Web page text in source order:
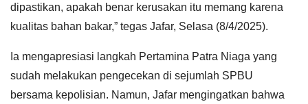
dipastikan, apakah benar kerusakan itu memang karena
kualitas bahan bakar,” tegas Jafar, Selasa (8/4/2025).
Ia mengapresiasi langkah Pertamina Patra Niaga yang
sudah melakukan pengecekan di sejumlah SPBU
bersama kepolisian. Namun, Jafar mengingatkan bahwa